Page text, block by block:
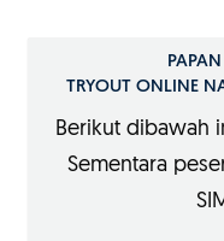
TRYOUT ONLINE
Berikut dibawah
Sementara